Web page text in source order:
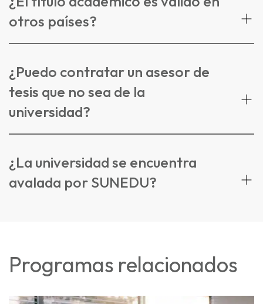
otros países?
¿Puedo contratar un asesor de
tesis que no sea de la
universidad?
¿La universidad se encuentra
avalada por SUNEDU?
Programas relacionados